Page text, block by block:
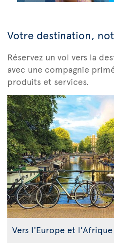
Votre destination,
Réservez un vol vers la
avec une compagnie
produits et services.
Vers l'Europe et l'Afrique